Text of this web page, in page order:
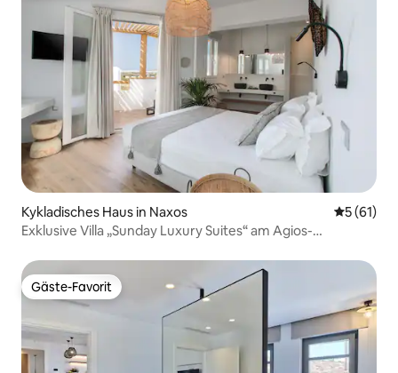
Kykladisches Haus in Naxos
5 (61)
Exklusive Villa „Sunday Luxury Suites“ am Agios-
Gäste-Favorit
Gäste-Favorit